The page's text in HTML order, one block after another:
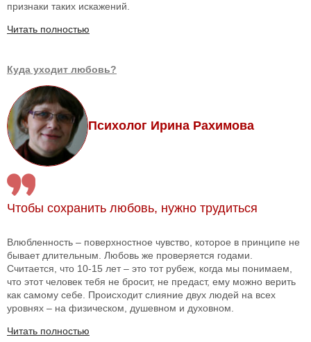
признаки таких искажений.
Читать полностью
Куда уходит любовь?
Психолог Ирина Рахимова
Чтобы сохранить любовь, нужно трудиться
Влюбленность – поверхностное чувство, которое в принципе не
бывает длительным. Любовь же проверяется годами.
Считается, что 10-15 лет – это тот рубеж, когда мы понимаем,
что этот человек тебя не бросит, не предаст, ему можно верить
как самому себе. Происходит слияние двух людей на всех
уровнях – на физическом, душевном и духовном.
Читать полностью